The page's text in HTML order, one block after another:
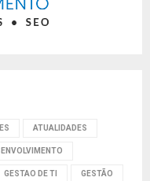
ATUALIDADES
GESTAO DE TI GESTÃO